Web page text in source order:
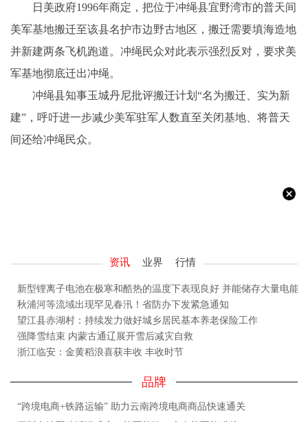
日美政府1996年商定，把位于冲绳县宜野湾市的普天间
美军基地搬迁至该县名护市边野古地区，搬迁需要填海造地
并新建两条飞机跑道。冲绳民众对此表示强烈反对，要求美
军基地彻底迁出冲绳。
冲绳县知事玉城丹尼批评搬迁计划“名为搬迁、实为新
建”，呼吁进一步减少美军驻军人数直至关闭基地、将普天
间还给冲绳民众。
资讯 业界 行情
新型锂离子电池在极寒和酷热的温度下表现良好 并能储存大量电能
秋浦河等流域出现罕见春汛！省防办下发紧急通知
望江县赤湖村：持续发力做好城乡居民基本养老保险工作
强降雪结束 内蒙古通辽展开雪后减灾自救
浙江临安：金黄稻浪喜获丰收 丰收时节
品牌
“跨境电商+铁路运输” 助力云南跨境电商商品快速通关